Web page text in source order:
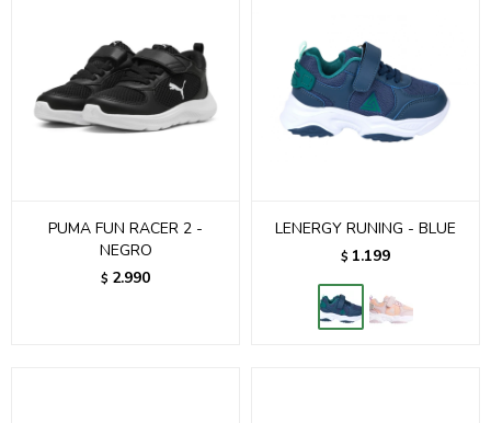
PUMA FUN RACER 2 -
NEGRO
$ 2.990
LENERGY RUNING - BLUE
$ 1.199